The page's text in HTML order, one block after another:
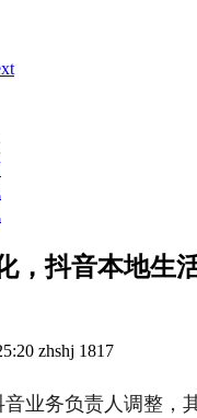
，抖音本地生
zhshj 1817
业务负责人调整，